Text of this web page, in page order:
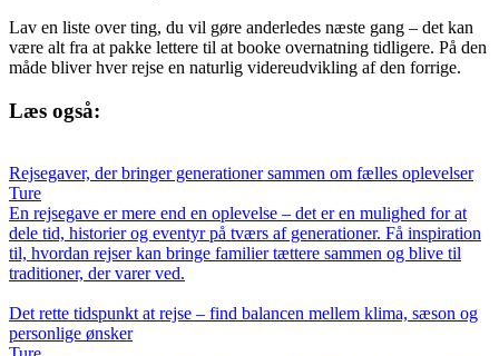
Lav en liste over ting, du vil gøre anderledes næste gang – det kan
være alt fra at pakke lettere til at booke overnatning tidligere. På den
måde bliver hver rejse en naturlig videreudvikling af den forrige.
Læs også:
Rejsegaver, der bringer generationer sammen om fælles oplevelser
Ture
En rejsegave er mere end en oplevelse – det er en mulighed for at
dele tid, historier og eventyr på tværs af generationer. Få inspiration
til, hvordan rejser kan bringe familier tættere sammen og blive til
traditioner, der varer ved.
Det rette tidspunkt at rejse – find balancen mellem klima, sæson og
personlige ønsker